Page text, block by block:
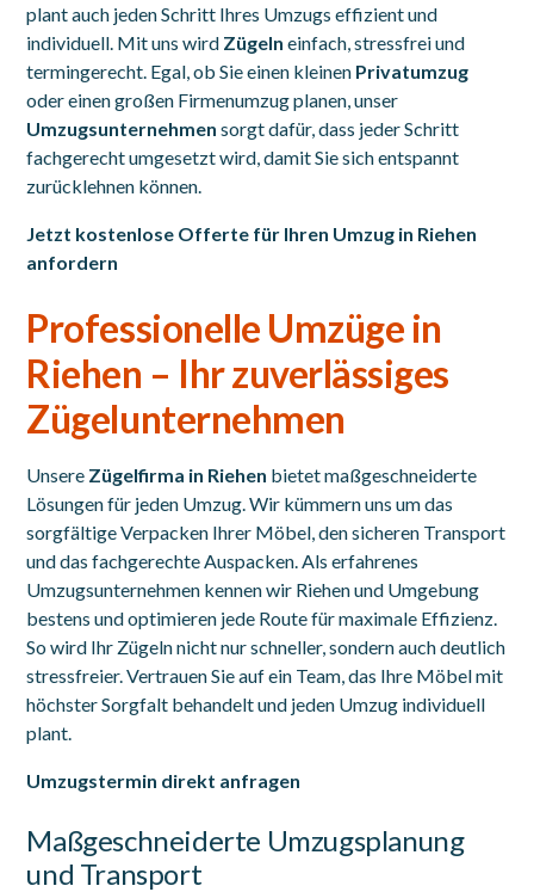
plant auch jeden Schritt Ihres Umzugs effizient und
individuell. Mit uns wird Zügeln einfach, stressfrei und
termingerecht. Egal, ob Sie einen kleinen Privatumzug
oder einen großen Firmenumzug planen, unser
Umzugsunternehmensorgt dafür, dass jeder Schritt
fachgerecht umgesetzt wird, damit Sie sich entspannt
zurücklehnen können.
Jetzt kostenlose Offerte für Ihren Umzug in Riehen
anfordern
Professionelle Umzüge in
Riehen – Ihr zuverlässiges
Zügelunternehmen
Unsere Zügelfirma in Riehen bietet maßgeschneiderte
Lösungen für jeden Umzug. Wir kümmern uns um das
sorgfältige Verpacken Ihrer Möbel, den sicheren Transport
und das fachgerechte Auspacken. Als erfahrenes
Umzugsunternehmen kennen wir Riehen und Umgebung
bestens und optimieren jede Route für maximale Effizienz.
So wird Ihr Zügeln nicht nur schneller, sondern auch deutlich
stressfreier. Vertrauen Sie auf ein Team, das Ihre Möbel mit
höchster Sorgfalt behandelt und jeden Umzug individuell
plant.
Umzugstermin direkt anfragen
Maßgeschneiderte Umzugsplanung
und Transport